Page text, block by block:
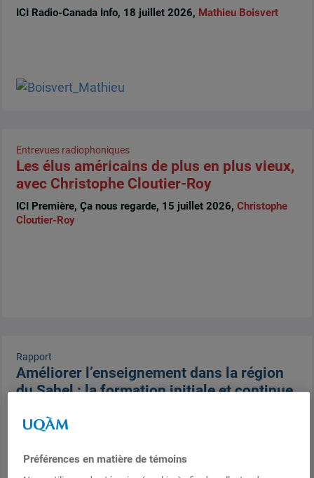
ICI Radio-Canada Info, 18 juillet 2026, Mathieu Boisvert
Entrevues radiophoniques
Les élus américains de plus en plus vieux,
avec Christophe Cloutier-Roy
ICI Première, Ça nous regarde, 15 juillet 2026, Christophe
Cloutier-Roy
Rapport
Améliorer l’enseignement dans la région
du Sahel : la formation initiale et continue
(Burkina Faso, Mali, Mauritanie, Niger et
UNESCO, Rapport de synthèse, 102 pages, 14 juillet 2026,
Préférences en matière de témoins